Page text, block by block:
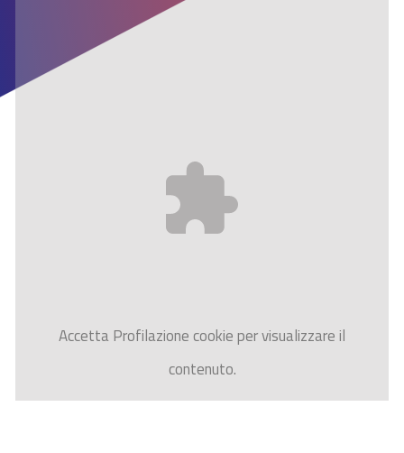
AccettaProfilazionecookie per visualizzare il
contenuto.